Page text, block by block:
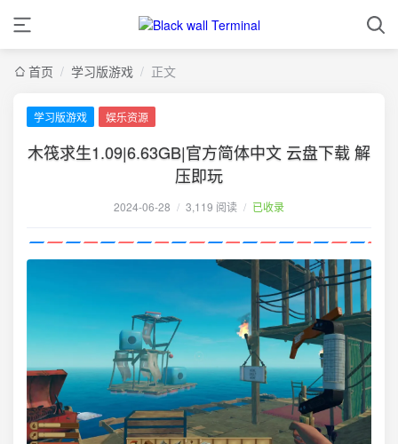
首页 / 学习版游戏 / 正文
学习版游戏 娱乐资源
木筏求生1.09|6.63GB|官方简体中文 云盘下载 解
压即玩
2024-06-28 / 3,119 阅读 / 已收录